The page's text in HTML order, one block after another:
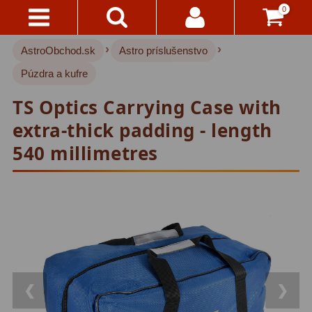
0
Kontakty
A
Všetko
O
Dní
Reklamácia
Akce!
Pre deti
Pre začiatočníkov38
ED/Apochromáty32
Ritchey-Chretien12
AstroObchod.sk › Astro príslušenstvo ›
Púzdra a kufre
❮ ❯
TS Optics Carrying Case with
extra-thick padding - length
540 millimetres